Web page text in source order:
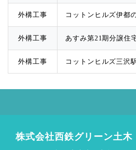
外構工事 コットンヒルズ伊都
外構工事 あすみ第21期分譲住
外構工事 コットンヒルズ三沢
株式会社西鉄グリーン土木